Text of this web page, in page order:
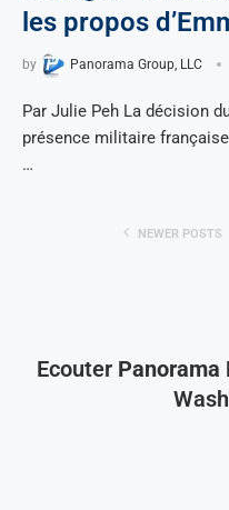
les propos
by Panorama Group, LLC
Par Julie Peh La décision
présence militaire
…
NEWER POSTS
Ecouter Panorama